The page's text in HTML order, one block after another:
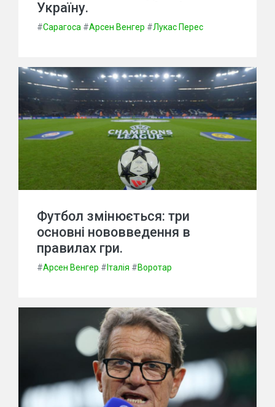
Україну.
#Сарагоса #Арсен Венгер #Лукас Перес
Футбол змінюється: три
основні нововведення в
правилах гри.
#Арсен Венгер # Італія #Воротар